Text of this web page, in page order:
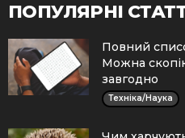
ПОПУЛЯРНІ
Повний
Можна
завгодно
Техніка/Наука